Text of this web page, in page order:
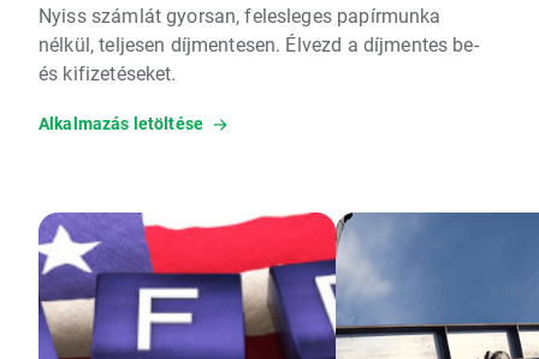
Nyiss számlát gyorsan, felesleges papírmunka
nélkül, teljesen díjmentesen. Élvezd a díjmentes be-
és kifizetéseket.
Alkalmazás letöltése